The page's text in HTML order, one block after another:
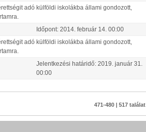
adó külföldi iskolákba állami gondozott,
Időpont: 2014. február 14 00:00
adó külföldi iskolákba állami gondozott,
Jelentkezési határidő: 2019. január 31
00:00
471-480 | 517 találat